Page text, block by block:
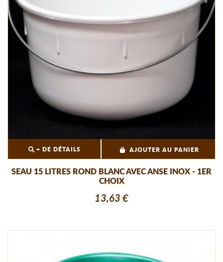
+ DE DÉTAILS AJOUTER AU PANIER
SEAU 15 LITRES ROND BLANC AVEC ANSE INOX - 1ER
CHOIX
13,63 €